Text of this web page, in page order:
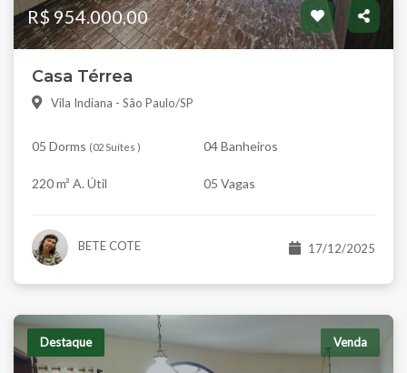
R$ 954.000,00
Casa Térrea
Vila Indiana - São Paulo/SP
05 Dorms (02 Suítes ) 04 Banheiros
220 m² A. Útil 05 Vagas
BETE COTE 17/12/2025
Destaque Venda